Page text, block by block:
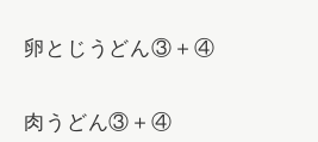
卵とじうどん③＋④
肉うどん③＋④